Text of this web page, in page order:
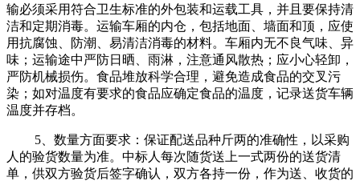
输必须采用符合卫生标准的外包装和运载工具，并且要保持清
洁和定期消毒。运输车厢的内仓，包括地面、墙面和顶，应使
用抗腐蚀、防潮、易清洁消毒的材料。车厢内无不良气味、异
味；运输途中严防日晒、雨淋，注意通风散热；应小心轻卸，
严防机械损伤。食品堆放科学合理，避免造成食品的交叉污
染；如对温度有要求的食品应确定食品的温度，记录送货车辆
温度并存档。
5、数量方面要求：保证配送品种斤两的准确性，以采购
人的验货数量为准。中标人每次随货送上一式两份的送货清
单，供双方验货后签字确认，双方各持一份，作为送、收货的